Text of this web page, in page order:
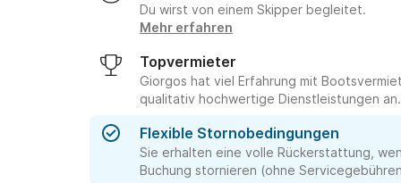
Du wirst von einem Skipper begleitet.
Mehr erfahren
Topvermieter
Giorgos hat viel Erfahrung mit
qualitativ hochwertige Dienstleistungen an.
Flexible Stornobedingungen
Sie erhalten eine volle Rückerstattung,
Buchung stornieren (ohne